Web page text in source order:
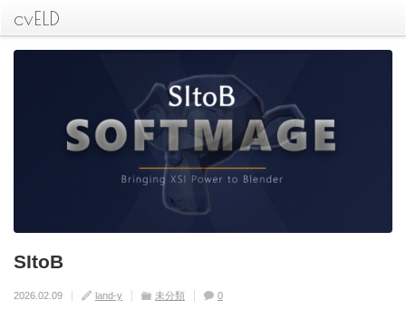
cvELD
SItoB
2026.02.09 land-y 未分類 0
[Re Start Blender]でBlender丸ごと落とし
て起動。スクリプト開発にどうぞ！
[cvELD Skinweights]でスキンを保存して
管理
[Sitob Camera Tools] Softimageのメモカ
ムを再現
[Cveld Simplealignment] 簡単整列ツー
ル